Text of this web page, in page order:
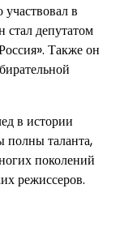
в
депутатом
Также он
в истории
полны таланта,
поколений
режиссеров.